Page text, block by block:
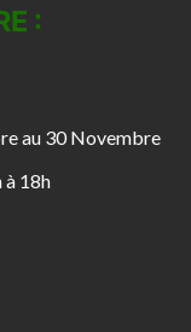
:
au 30 Novembre
à 18h